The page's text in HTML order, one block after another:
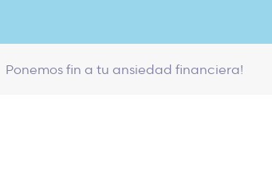
Ponemos fin a tu ansiedad financiera!